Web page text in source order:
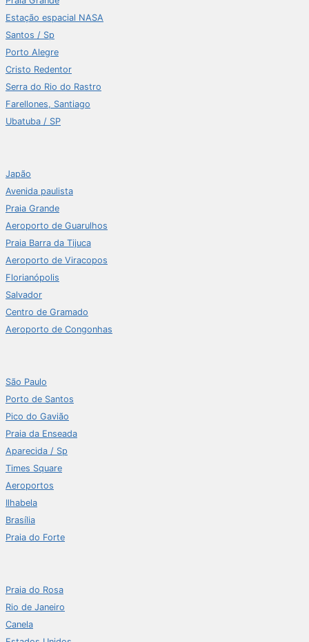
Estação espacial NASA
Santos / Sp
Porto Alegre
Cristo Redentor
Serra do Rio do Rastro
Farellones, Santiago
Ubatuba / SP
Japão
Avenida paulista
Praia Grande
Aeroporto de Guarulhos
Praia Barra da Tijuca
Aeroporto de Viracopos
Florianópolis
Salvador
Centro de Gramado
Aeroporto de Congonhas
São Paulo
Porto de Santos
Pico do Gavião
Praia da Enseada
Aparecida / Sp
Times Square
Aeroportos
Ilhabela
Brasília
Praia do Forte
Praia do Rosa
Rio de Janeiro
Canela